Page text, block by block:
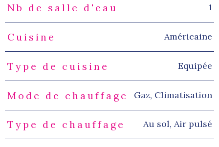
Nb de salle d'eau 1
Cuisine Américaine
Type de cuisine Equipée
Mode de chauffage Gaz, Climatisation
Type de chauffage Au sol, Air pulsé